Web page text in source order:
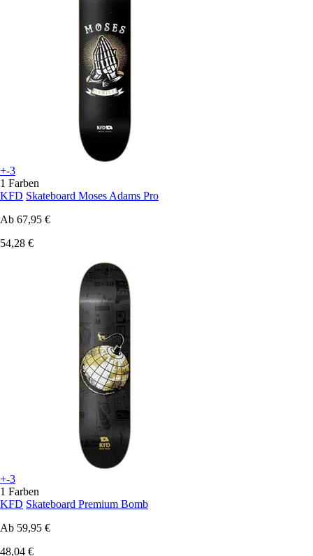
+-3
1 Farben
KFD Skateboard Moses Adams Pro
Ab 67,95 €
54,28 €
+-3
1 Farben
KFD Skateboard Premium Bomb
Ab 59,95 €
48,04 €